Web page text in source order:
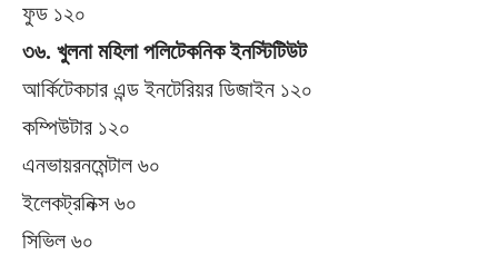
ফুড ১২০
৩৬. খুলনা মহিলা পলিটেকনিক ইনস্টিটিউট
আর্কিটেকচার এন্ড ইনটেরিয়র ডিজাইন ১২০
কম্পিউটার ১২০
এনভায়রনমেন্টাল ৬০
ইলেকট্রনিক্স ৬০
সিভিল ৬০